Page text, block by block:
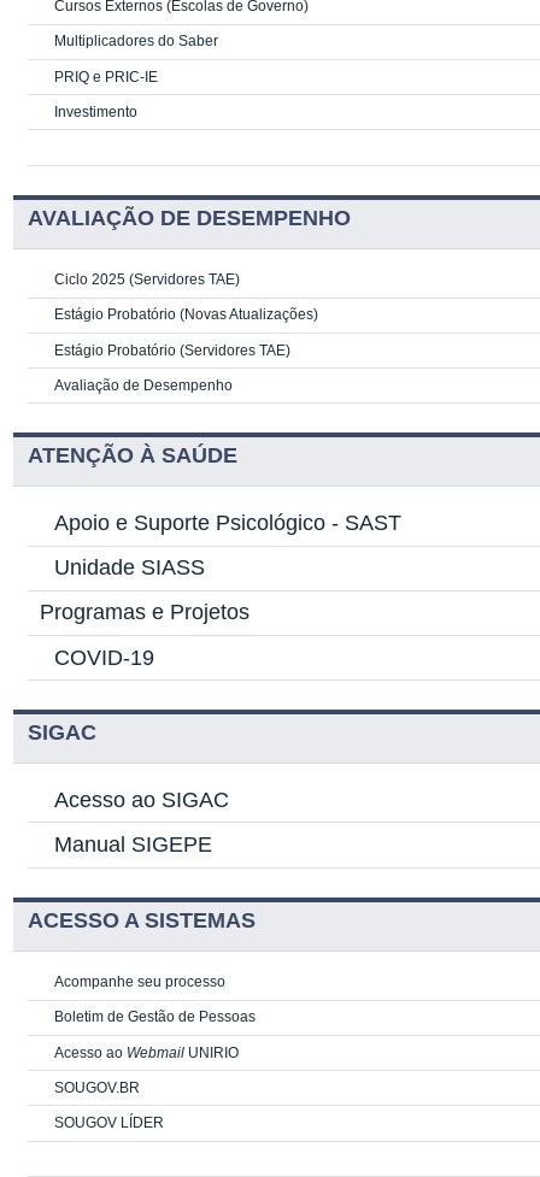
Cursos Externos (Escolas de Governo)
Multiplicadores do Saber
PRIQ e PRIC-IE
Investimento
AVALIAÇÃO DE DESEMPENHO
Ciclo 2025 (Servidores TAE)
Estágio Probatório (Novas Atualizações)
Estágio Probatório (Servidores TAE)
Avaliação de Desempenho
ATENÇÃO À SAÚDE
Apoio e Suporte Psicológico - SAST
Unidade SIASS
Programas e Projetos
COVID-19
SIGAC
Acesso ao SIGAC
Manual SIGEPE
ACESSO A SISTEMAS
Acompanhe seu processo
Boletim de Gestão de Pessoas
Acesso ao Webmail UNIRIO
SOUGOV.BR
SOUGOV LÍDER